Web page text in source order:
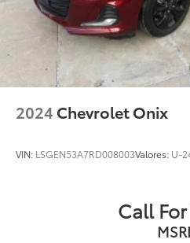
2024 Chevrolet Onix
VIN: LSGEN53A7RD008003Valores: U-
Call